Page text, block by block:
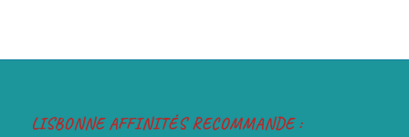
LISBONNE AFFINITÉS RECOMMANDE :